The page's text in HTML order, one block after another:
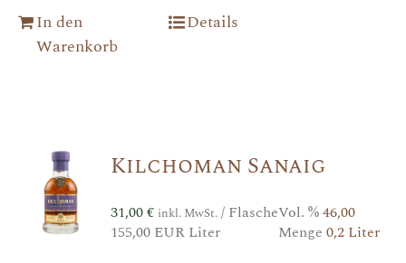
In den
Warenkorb
Details
Kilchoman Sanaig
31,00€ inkl. MwSt./ Flasche
155,00 EUR Liter
Vol. %46,00
Menge 0,2 Liter